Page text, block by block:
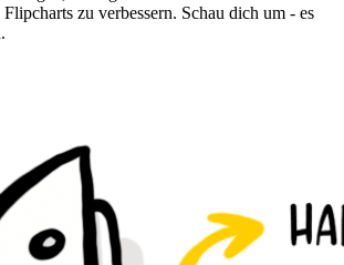
zu verbessern. Schau dich um - es